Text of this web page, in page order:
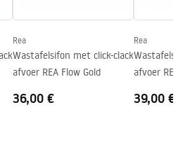
Nee
Rea
Wastafelsifon met click-clack
afvoer REA Flow Gold
36,00 €
Rea
afvoer REA
39,00 €